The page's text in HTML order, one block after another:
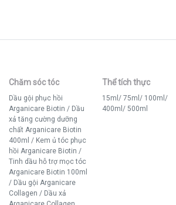
Chăm sóc tóc
Dầu gội phục hồi
Arganicare Biotin / Dầu
xả tăng cường dưỡng
chất Arganicare Biotin
400ml / Kem ủ tóc phục
hồi Arganicare Biotin /
Tinh dầu hỗ trợ mọc tóc
Arganicare Biotin 100ml
/ Dầu gội Arganicare
Collagen / Dầu xả
Thể tích thực
15ml / 75ml / 100ml /
400ml / 500ml